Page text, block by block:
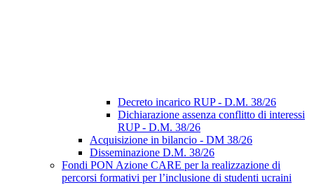
Decreto incarico RUP - D.M. 38/26
Dichiarazione assenza conflitto di interessi
RUP - D.M. 38/26
Acquisizione in bilancio - DM 38/26
Disseminazione D.M. 38/26
Fondi PON Azione CARE per la realizzazione di
percorsi formativi per l’inclusione di studenti ucraini